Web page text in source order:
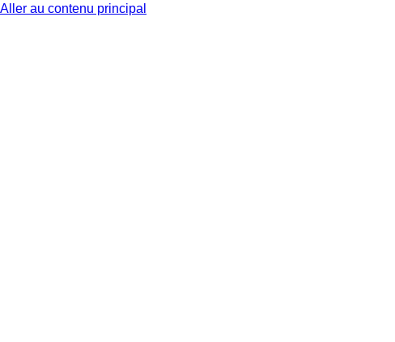
Aller au contenu principal